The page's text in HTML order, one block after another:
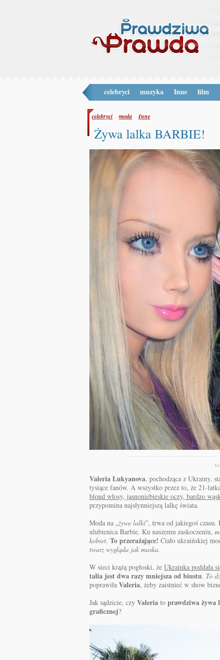
celebryci muzyka Inne film
celebryci moda Inne
Żywa lalka BARBIE!
Valeria Lukyanova, pochodząca z Ukrainy,
tysiące fanów. A wszystko przez to, że 21-
blond włosy, jasnoniebieskie oczy, bardzo
przypomina najsłynniejszą lalkę świata.
Moda na „żywe lalki”, trwa od jakiegoś czasu.
ulubienica Barbie. Ku naszemu zaskoczeniu,
kobiet. To przerażające! Ciało ukraińskiej
twarz wygląda jak maska.
W sieci krążą pogłoski, że Ukrainka poddała
talia jest dwa razy mniejsza od biustu. To
poprawiła Valeria, żeby zaistnieć w show
Jak sądzicie, czy Valeria to prawdziwa żywa
graficznej?